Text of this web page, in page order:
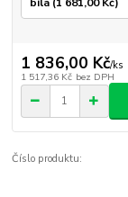
1 836,00 Kč/ks
1 517,36 Kč bez DPH
Číslo produktu: